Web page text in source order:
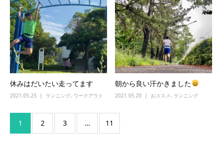
休みはだいたい走ってます
2021.05.25 ランニング, ワークアウト
朝から良い汗かきました
2021.05.20 おススメ, ランニング
1 2 3 … 11